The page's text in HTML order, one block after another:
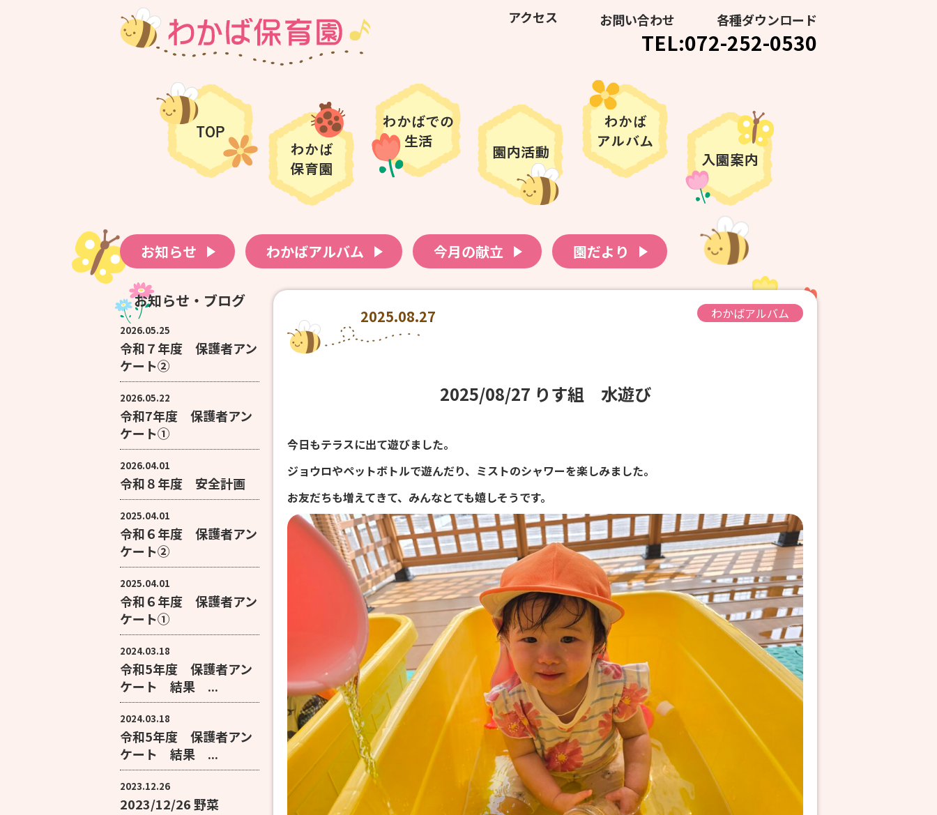
アクセス お問い合わせ 各種ダウンロード
TEL:072-252-0530
お知らせ わかばアルバム 今月の献立 園だより
お知らせ・ブログ
2026.05.25
令和７年度 保護者アン
ケート②
2026.05.22
令和7年度 保護者アン
ケート①
2026.04.01
令和８年度 安全計画
2025.04.01
令和６年度 保護者アン
ケート②
2025.04.01
令和６年度 保護者アン
ケート①
2024.03.18
令和5年度 保護者アン
ケート 結果 ...
2024.03.18
令和5年度 保護者アン
ケート 結果 ...
2023.12.26
2023/12/26 野菜
2025.08.27 わかばアルバム
2025/08/27 りす組 水遊び
今日もテラスに出て遊びました。
ジョウロやペットボトルで遊んだり、ミストのシャワーを楽しみました。
お友だちも増えてきて、みんなとても嬉しそうです。